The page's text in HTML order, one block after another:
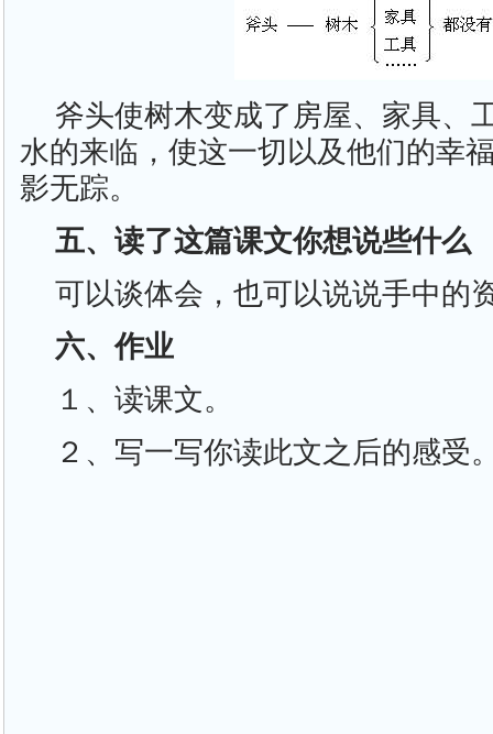
斧头使树木变成了房屋、家具、
水的来临，使这一切以及他们的幸
影无踪。
五、读了这篇课文你想说些什么
可以谈体会，也可以说说手中的
六、作业
１、读课文。
２、写一写你读此文之后的感受